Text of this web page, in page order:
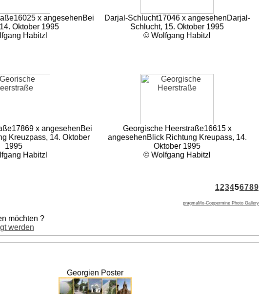
16025 x angesehenBei
Oktober 1995
Habitzl
Darjal-Schlucht17046 x angesehenDarjal-
Schlucht, 15. Oktober 1995
© Wolfgang Habitzl
17869 x angesehenBei
Kreuzpass, 14. Oktober
1995
Habitzl
Georgische Heerstraße16615 x
angesehenBlick Richtung Kreupass, 14.
Oktober 1995
© Wolfgang Habitzl
123456789
pragmaMx-Coppermine Photo Gallery
möchten ?
werden
Georgien Poster